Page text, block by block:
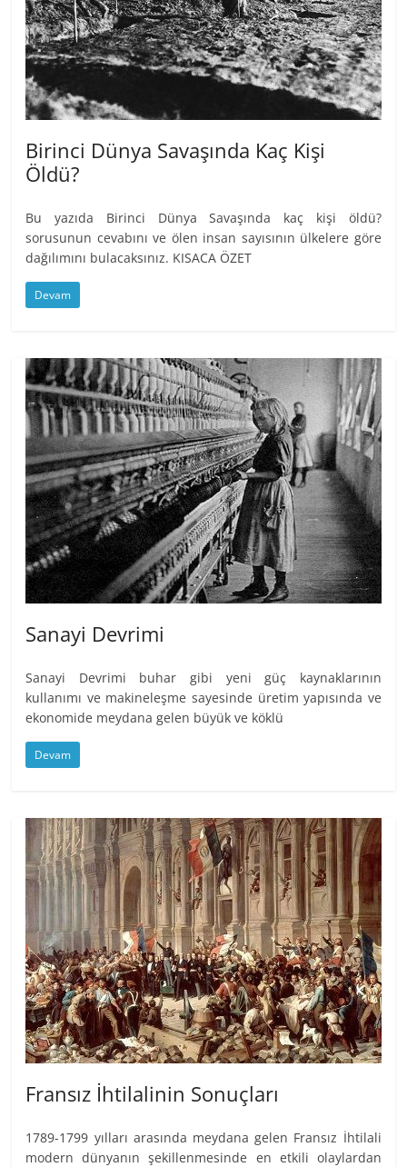
Birinci Dünya Savaşında Kaç Kişi
Öldü?
Bu yazıda Birinci Dünya Savaşında kaç kişi öldü?
sorusunun cevabını ve ölen insan sayısının ülkelere göre
dağılımını bulacaksınız. KISACA ÖZET
Devam
Sanayi Devrimi
Sanayi Devrimi buhar gibi yeni güç kaynaklarının
kullanımı ve makineleşme sayesinde üretim yapısında ve
ekonomide meydana gelen büyük ve köklü
Devam
Fransız İhtilalinin Sonuçları
1789-1799 yılları arasında meydana gelen Fransız İhtilali
modern dünyanın şekillenmesinde en etkili olaylardan